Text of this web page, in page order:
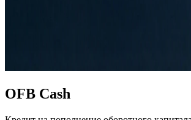
OFB Cash